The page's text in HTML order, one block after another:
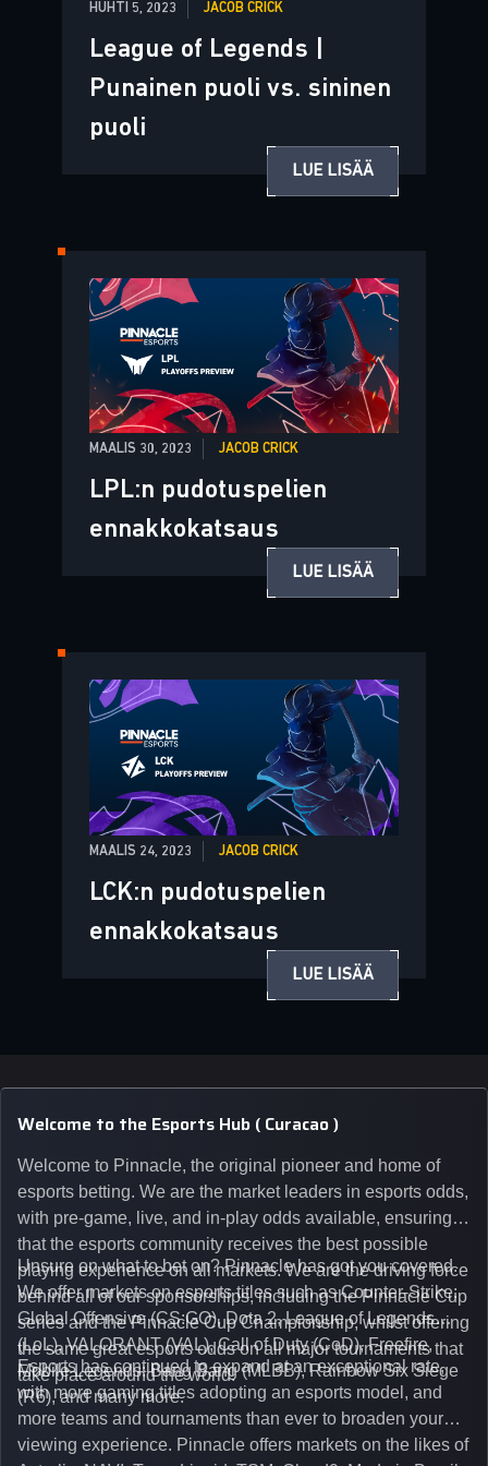
HUHTI 5, 2023 JACOB CRICK
League of Legends |
Punainen puoli vs. sininen
puoli
LUE LISÄÄ
MAALIS 30, 2023 JACOB CRICK
LPL:n pudotuspelien
ennakkokatsaus
LUE LISÄÄ
MAALIS 24, 2023 JACOB CRICK
LCK:n pudotuspelien
ennakkokatsaus
LUE LISÄÄ
Welcome to the Esports Hub ( Curacao )
Welcome to Pinnacle, the original pioneer and home of
esports betting. We are the market leaders in esports odds,
with pre-game, live, and in-play odds available, ensuring
that the esports community receives the best possible
playing experience on all markets. We are the driving force
behind all of our sponsorships, including the Pinnacle Cup
series and the Pinnacle Cup Championship, whilst offering
the same great esports odds on all major tournaments that
take place around the world.
Unsure on what to bet on? Pinnacle has got you covered.
We offer markets on esports titles such as Counter-Strike:
Global Offensive (CS:GO), Dota 2, League of Legends
(LoL), VALORANT (VAL), Call of Duty (CoD), Freefire,
Mobile Legends: Bang Bang (MLBB), Rainbow Six Siege
(R6), and many more.
Esports has continued to expand at an exceptional rate,
with more gaming titles adopting an esports model, and
more teams and tournaments than ever to broaden your
viewing experience. Pinnacle offers markets on the likes of